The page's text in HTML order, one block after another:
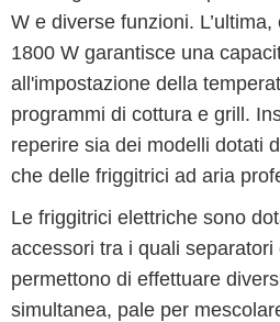
W e diverse funzioni.
1800 W garantisce una
all'impostazione della
programmi di cottura e grill.
reperire sia dei modelli dotati
che delle friggitrici ad aria
Le friggitrici elettriche sono
accessori tra i quali separatori
permettono di effettuare
simultanea, pale per